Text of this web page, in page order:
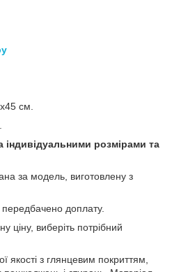
см.
розмірами та
за модель, виготовлену з
доплату.
ціну, виберіть потрібний
якості з глянцевим покриттям,